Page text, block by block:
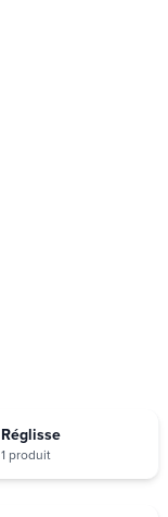
Réglisse
1 produit